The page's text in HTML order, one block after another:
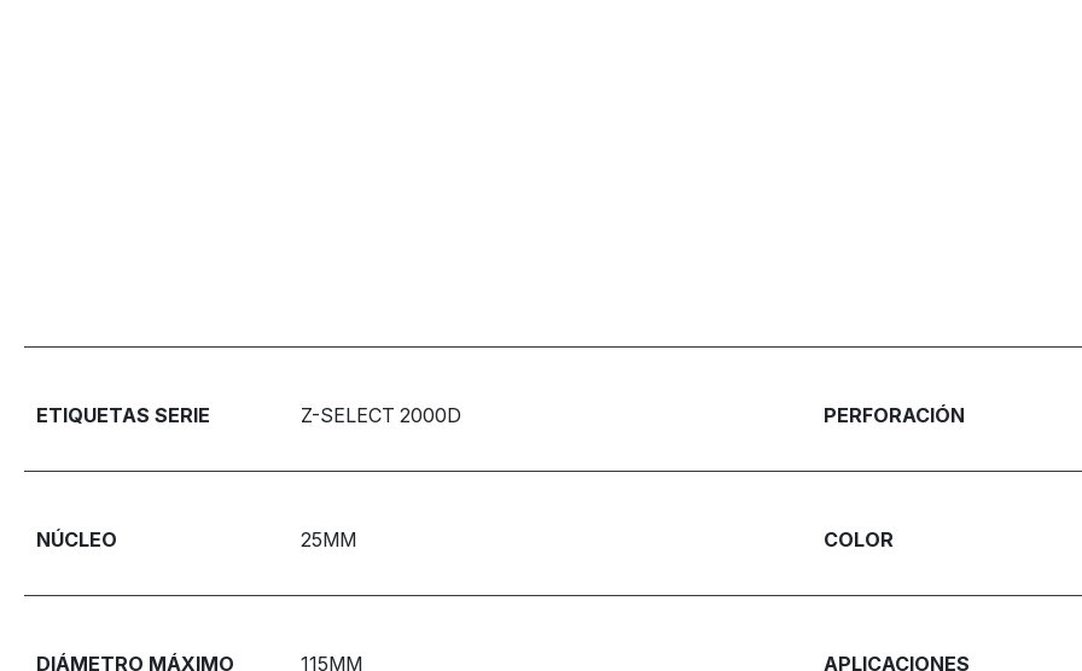
ETIQUETAS SERIE Z-SELECT 2000D PERFORACIÓN
NÚCLEO 25MM COLOR
DIÁMETRO MÁXIMO 115MM APLICACIONES